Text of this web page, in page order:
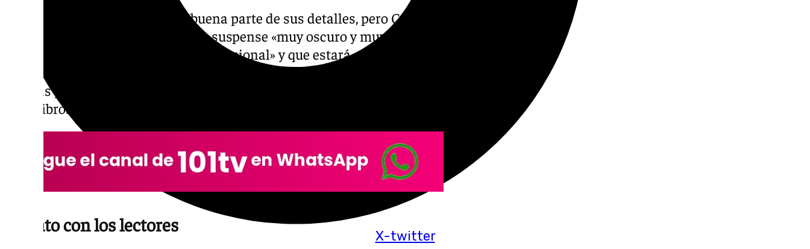
X-twitter
La obra mantiene bajo reserva buena parte de sus detalles, pero Castillo
confirmó que será una historia de suspense «muy oscuro y muy
dramático, con muchísima carga emocional» y que estará ambientada en
un lugar en el que ya situó alguna de sus novelas anteriores. Según sus
propias palabras, el libro reúne «lo mejor que he aprendido en mis otros
ocho libros».
El trato con los lectores